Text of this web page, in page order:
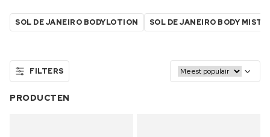
SOL DE JANEIRO BODYLOTION SOL DE JANEIRO BODY MIST
FILTERS
PRODUCTEN